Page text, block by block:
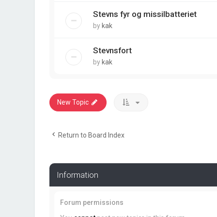
Stevns fyr og missilbatteriet
by kak
Stevnsfort
by kak
New Topic
Return to Board Index
Information
Forum permissions